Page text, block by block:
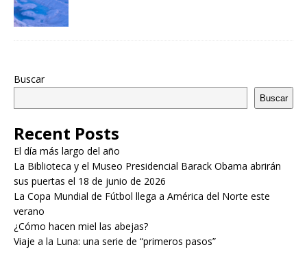
Buscar
Buscar
Recent Posts
El día más largo del año
La Biblioteca y el Museo Presidencial Barack Obama abrirán
sus puertas el 18 de junio de 2026
La Copa Mundial de Fútbol llega a América del Norte este
verano
¿Cómo hacen miel las abejas?
Viaje a la Luna: una serie de “primeros pasos”